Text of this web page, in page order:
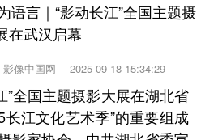
语言｜“影动长江”全国主题摄
在武汉启幕
影像中国网 2025-09-18 15:34:29
”全国主题摄影大展在湖北省
江文化艺术季”的重要组成